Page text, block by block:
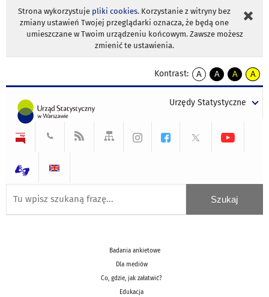
Strona wykorzystuje pliki cookies. Korzystanie z witryny bez
zmiany ustawień Twojej przeglądarki oznacza, że będą one
umieszczane w Twoim urządzeniu końcowym. Zawsze możesz
zmienić te ustawienia.
Kontrast:
A
kontrast
A
kontrast
tekst
czarnym
A
kontrast
tekst
czarnym
A
tekst
żółtym
Urzędy Statystyczne
Badania ankietowe
Dla mediów
Co, gdzie, jak załatwić?
Edukacja